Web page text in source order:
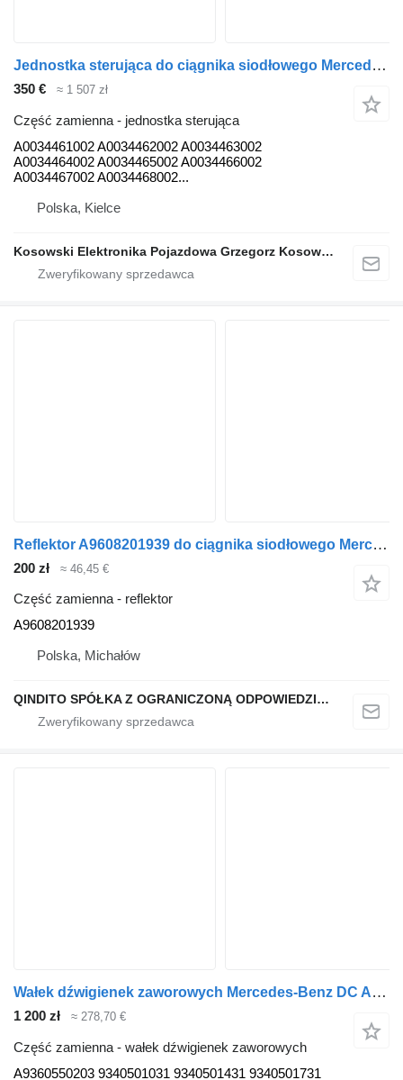
Jednostka sterująca do ciągnika siodłowego Mercedes-Benz Actros Atego Arocs Antos
350 € ≈ 1 507 zł
Część zamienna - jednostka sterująca
A0034461002 A0034462002 A0034463002
A0034464002 A0034465002 A0034466002
A0034467002 A0034468002...
Polska, Kielce
Kosowski Elektronika Pojazdowa Grzegorz Kosowski
Reflektor A9608201939 do ciągnika siodłowego Mercedes-Benz ACTROS MP4 ANTOS
200 zł ≈ 46,45 €
Część zamienna - reflektor
A9608201939
Polska, Michałów
QINDITO SPÓŁKA Z OGRANICZONĄ ODPOWIEDZIALNOŚCIĄ
Wałek dźwigienek zaworowych Mercedes-Benz DC A9360550203 do ciągnika siodłowego Mercedes-Benz ACTROS ANTOS ATEGO AXOR
1 200 zł ≈ 278,70 €
Część zamienna - wałek dźwigienek zaworowych
A9360550203 9340501031 9340501431 9340501731